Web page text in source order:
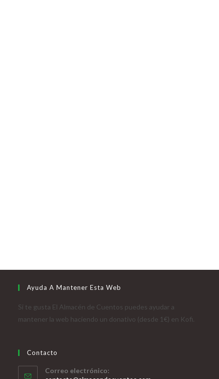
Ayuda A Mantener Esta Web
Si te gusta El Almacén de Cuentos puedes ayudar a
mantener la web haciendo un donativo (desde 1€) en Kofi.
Contacto
Correo electrónico: